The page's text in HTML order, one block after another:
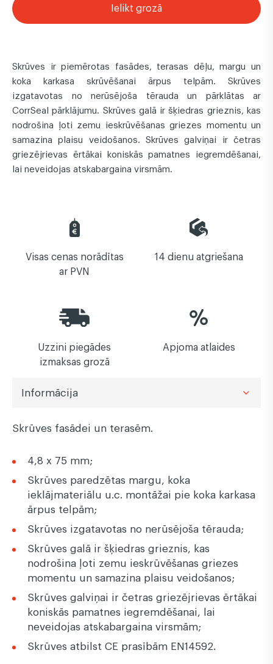
Ielikt grozā
Skrūves ir piemērotas fasādes, terasas dēļu, margu un
koka karkasa skrūvēšanai ārpus telpām. Skrūves
izgatavotas no nerūsējoša tērauda un pārklātas ar
CorrSeal pārklājumu. Skrūves galā ir šķiedras grieznis, kas
nodrošina ļoti zemu ieskrūvēšanas griezes momentu un
samazina plaisu veidošanos. Skrūves galviņai ir četras
griezējrievas ērtākai koniskās pamatnes iegremdēšanai,
lai neveidojas atskabargaina virsmām.
Visas cenas norādītas
ar PVN
14 dienu atgriešana
Uzzini piegādes
izmaksas grozā
Apjoma atlaides
Informācija
Skrūves fasādei un terasēm.
4,8 x 75 mm;
Skrūves paredzētas margu, koka
ieklājmateriālu u.c. montāžai pie koka karkasa
ārpus telpām;
Skrūves izgatavotas no nerūsējoša tērauda;
Skrūves galā ir šķiedras grieznis, kas
nodrošina ļoti zemu ieskrūvēšanas griezes
momentu un samazina plaisu veidošanos;
Skrūves galviņai ir četras griezējrievas ērtākai
koniskās pamatnes iegremdēšanai, lai
neveidojas atskabargaina virsmām;
Skrūves atbilst CE prasībām EN14592.